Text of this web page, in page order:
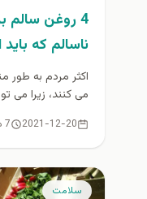
ناسالم که باید
اکثر مردم به طور
می کنند، زیرا می
2021-12-20 7 دقیقه مطالعه
سلامت